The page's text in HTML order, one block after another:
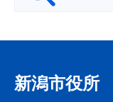
ナ
ビ
新潟市役所